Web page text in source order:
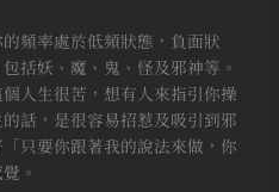
頻率處於低頻狀態，負面狀
括妖、魔、鬼、怪及邪神等。
人生很苦，想有人來指引你操
話，是很容易招惹及吸引到邪
只要你跟著我的說法來做，你
。